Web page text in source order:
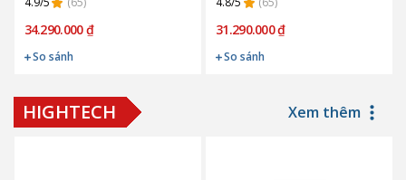
34.290.000 ₫
So sánh
31.290.000 ₫
So sánh
HIGHTECH Xem thêm